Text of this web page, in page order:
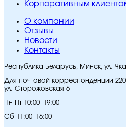
Корпоративным
O компании
Отзывы
Новости
Контакты
Республика Беларусь, Минск, ул.
Для почтовой корреспонденции
ул. Сторожовская 6
Пн-Пт 10:00–19:00
Сб 11:00–16:00